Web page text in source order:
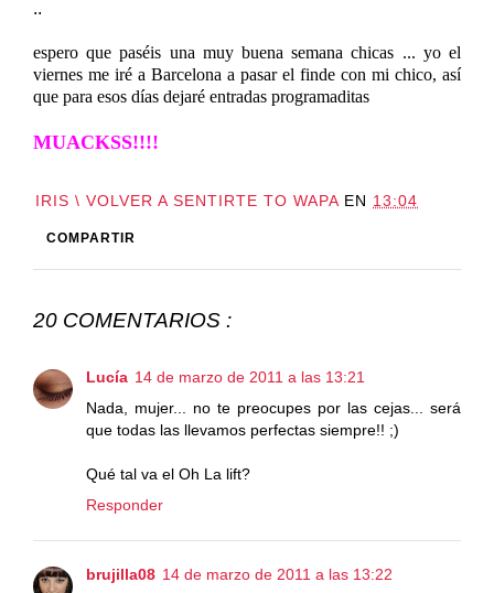
..
espero que paséis una muy buena semana chicas ... yo el
viernes me iré a Barcelona a pasar el finde con mi chico, así
que para esos días dejaré entradas programaditas
MUACKSS!!!!
IRIS \ VOLVER A SENTIRTE TO WAPA EN 13:04
COMPARTIR
20 COMENTARIOS :
Lucía 14 de marzo de 2011 a las 13:21
Nada, mujer... no te preocupes por las cejas... será
que todas las llevamos perfectas siempre!! ;)
Qué tal va el Oh La lift?
Responder
brujilla08 14 de marzo de 2011 a las 13:22